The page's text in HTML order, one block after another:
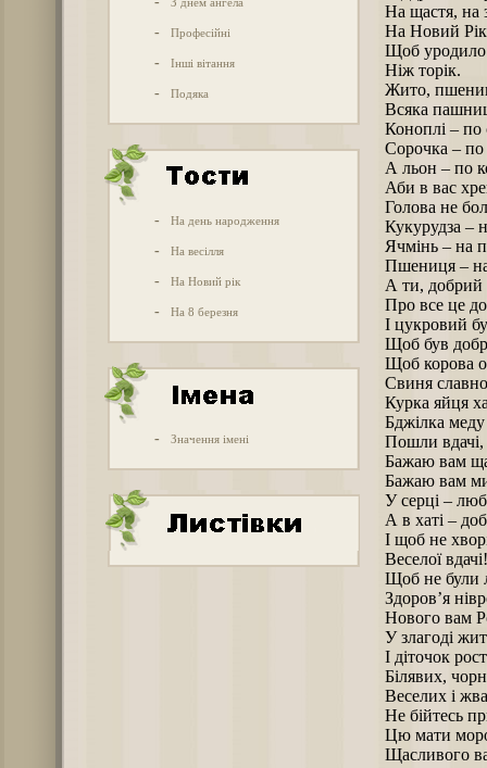
- Професійні
- Інші вітання
- Подяка
- На день народження
- На весілля
- На Новий рік
- На 8 березня
- Значення імені
На щастя, на
На Новий
Щоб
Ніж торік.
Жито,
Всяка
Коноплі – по
Сорочка –
А льон – по
Аби в вас
Голова не
Кукурудза –
Ячмінь – на
Пшениця –
А ти, добрий
Про все це
І цукровий
Щоб був
Щоб корова
Свиня
Курка яйця
Бджілка
Пошли
Бажаю вам
Бажаю вам
У серці –
А в хаті –
І щоб не
Веселої вдачі!
Щоб не були
Здоров’я
Нового вам
У злагоді
І діточок
Білявих,
Веселих і
Не бійтесь
Цю мати
Щасливого